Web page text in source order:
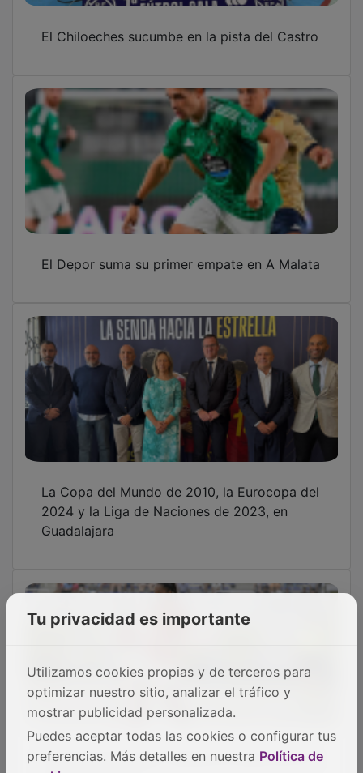
2024 y la Liga de Naciones de 2023, en
Guadalajara
El Chiloeches viaja a Galicia en busca de los
primeros puntos
Tu privacidad es importante
Utilizamos cookies propias y de terceros para
optimizar nuestro sitio, analizar el tráfico y
mostrar publicidad personalizada.
Puedes aceptar todas las cookies o configurar tus
preferencias. Más detalles en nuestra Política de